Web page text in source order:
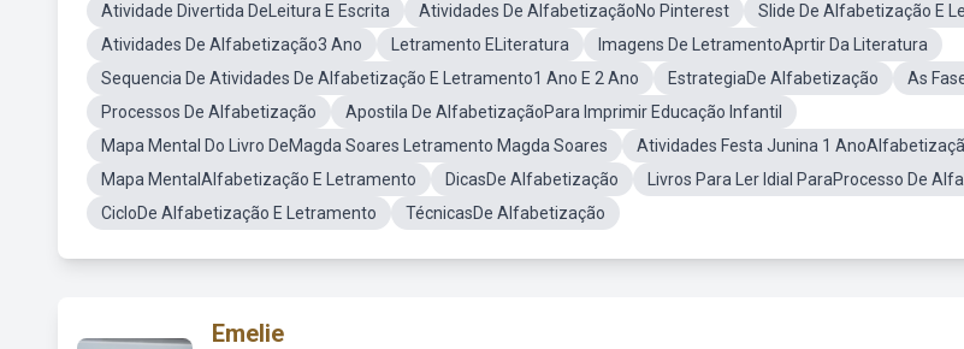
Atividade Divertida DeLeitura E Escrita
Atividades De AlfabetizaçãoNo Pinterest
Slide De Alfabetização E
Atividades De Alfabetização3 Ano
Letramento ELiteratura
Imagens De LetramentoAprtir Da Literatura
Sequencia De Atividades De Alfabetização E Letramento1 Ano E 2 Ano
EstrategiaDe Alfabetização
As
Processos De Alfabetização
Apostila De AlfabetizaçãoPara Imprimir Educação Infantil
Mapa Mental Do Livro DeMagda Soares Letramento Magda Soares
Atividades Festa Junina 1
Mapa MentalAlfabetização E Letramento
DicasDe Alfabetização
Livros Para Ler Idial ParaProcesso De
CicloDe Alfabetização E Letramento
TécnicasDe Alfabetização
Emelie